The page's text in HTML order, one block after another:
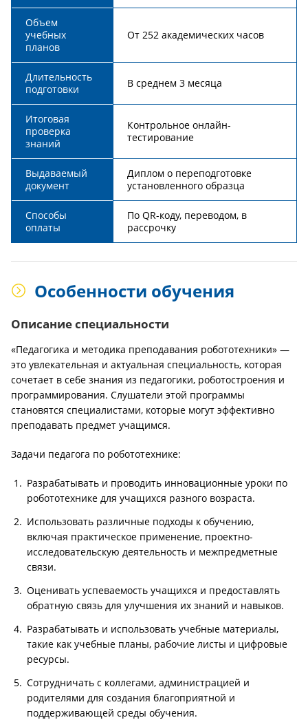
Объем
учебных
планов
От 252 академических часов
Длительность
подготовки
В среднем 3 месяца
Итоговая
проверка
знаний
Контрольное онлайн-
тестирование
Выдаваемый
документ
Диплом о переподготовке
установленного образца
Способы
оплаты
По QR-коду, переводом, в
рассрочку
Особенности обучения
Описание специальности
«Педагогика и методика преподавания робототехники» —
это увлекательная и актуальная специальность, которая
сочетает в себе знания из педагогики, роботостроения и
программирования. Слушатели этой программы
становятся специалистами, которые могут эффективно
преподавать предмет учащимся.
Задачи педагога по робототехнике:
Разрабатывать и проводить инновационные уроки по
робототехнике для учащихся разного возраста.
Использовать различные подходы к обучению,
включая практическое применение, проектно-
исследовательскую деятельность и межпредметные
связи.
Оценивать успеваемость учащихся и предоставлять
обратную связь для улучшения их знаний и навыков.
Разрабатывать и использовать учебные материалы,
такие как учебные планы, рабочие листы и цифровые
ресурсы.
Сотрудничать с коллегами, администрацией и
родителями для создания благоприятной и
поддерживающей среды обучения.